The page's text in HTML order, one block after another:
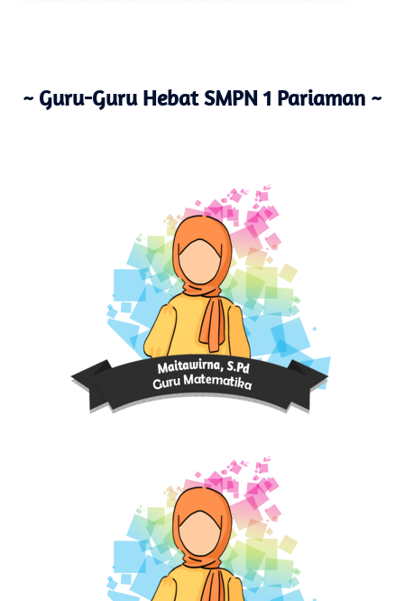
~ Guru-Guru Hebat SMPN 1 Pariaman ~